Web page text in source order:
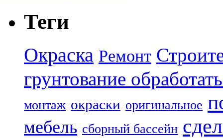
Теги
Окраска Ремонт
грунтование
монтаж окраски оригинальное
мебель сборный бассейн